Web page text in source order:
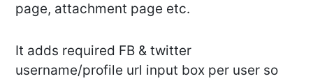
page, attachment page etc.
It adds required FB & twitter
username/profile url input box per user so